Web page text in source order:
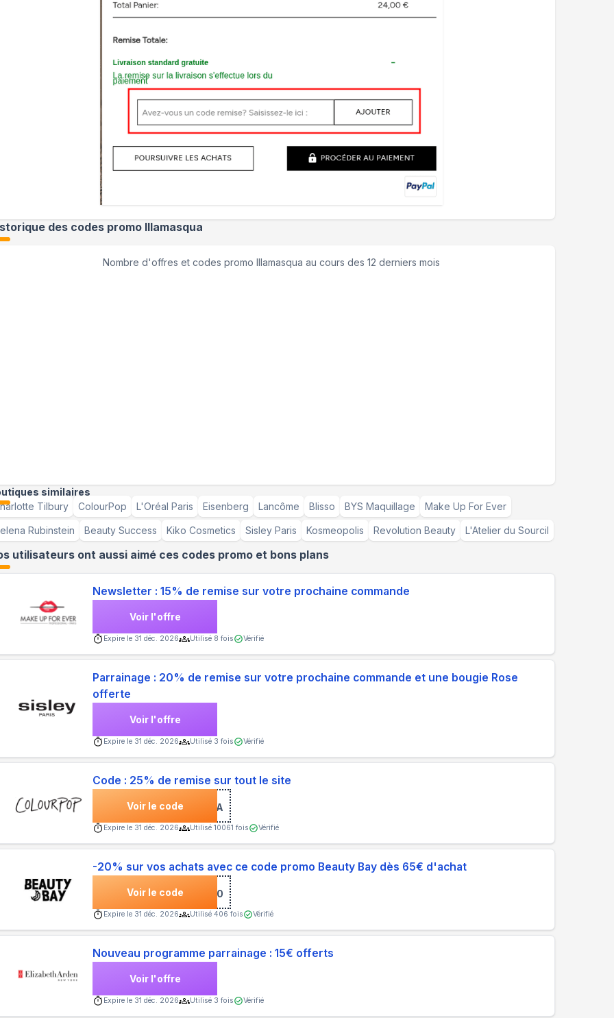
des codes promo Illamasqua
Nombre d'offres et codes promoIllamasqua au cours des 12 derniers mois
similaires
Tilbury
ColourPop L'Oréal Paris Eisenberg Lancôme Blisso BYS Maquillage Make Up For Ever
Rubinstein Beauty Success Kiko Cosmetics Sisley Paris Kosmeopolis Revolution Beauty L'Atelier du Sourcil
utilisateurs ont aussi aimé ces codes promo et bons plans
Newsletter : 15% de remise sur votre prochaine commande
Voir l'offre
Expire le 31 déc. 2026 Utilisé 8 fois Vérifié
Parrainage : 20% de remise sur votre prochaine commande et une bougie Rose
offerte
Voir l'offre
Expire le 31 déc. 2026 Utilisé 3 fois Vérifié
Code : 25% de remise sur tout le site
Voir le code***ISSA
Expire le 31 déc. 2026 Utilisé10061 fois Vérifié
-20% sur vos achats avec ce code promo Beauty Bay dès 65€ d'achat
Voir le code ***20
Expire le 31 déc. 2026 Utilisé406 fois Vérifié
Nouveau programme parrainage : 15€ offerts
Voir l'offre
Expire le 31 déc. 2026 Utilisé 3 fois Vérifié